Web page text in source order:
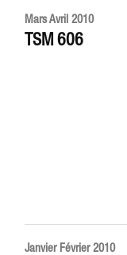
Mars Avril 2010
TSM 606
Janvier Février 2010